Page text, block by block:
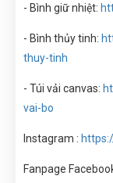
- Bình giữ nhiệt:
- Bình thủy tinh:
thuy-tinh
- Túi vải canvas:
vai-bo
Instagram :
Fanpage